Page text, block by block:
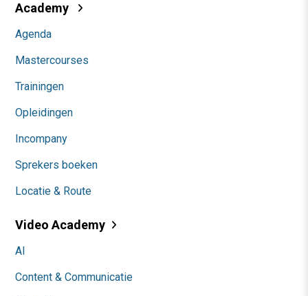
Academy
Agenda
Mastercourses
Trainingen
Opleidingen
Incompany
Sprekers boeken
Locatie & Route
Video Academy
AI
Content & Communicatie